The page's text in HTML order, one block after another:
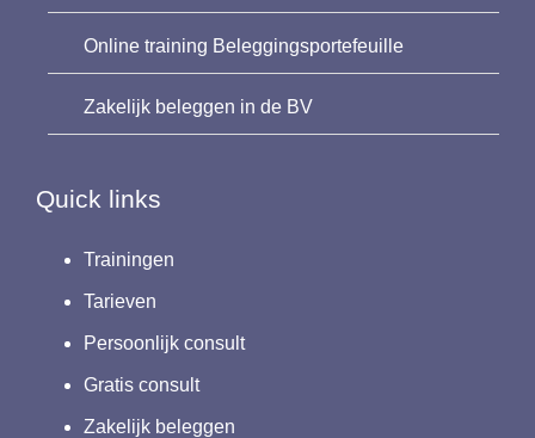
Online training Beleggingsportefeuille
Zakelijk beleggen in de BV
Quick links
Trainingen
Tarieven
Persoonlijk consult
Gratis consult
Zakelijk beleggen